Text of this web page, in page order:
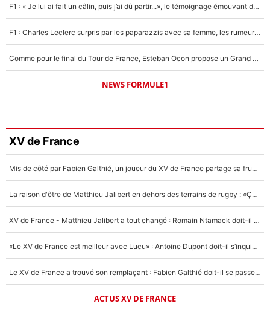
F1 : « Je lui ai fait un câlin, puis j’ai dû partir...», le témoignage émouvant de Max Verstappen sur sa fille
F1 : Charles Leclerc surpris par les paparazzis avec sa femme, les rumeurs étaient vraies !
Comme pour le final du Tour de France, Esteban Ocon propose un Grand Prix de Formule 1 à Paris : «Autour de l’Arc de Triomphe, ce serait génial» !
NEWS FORMULE1
XV de France
Mis de côté par Fabien Galthié, un joueur du XV de France partage sa frustration : «ils ne me l’ont pas dit tout de suite»
La raison d'être de Matthieu Jalibert en dehors des terrains de rugby : «Ça m'atteint autant que si tu touches à un membre de ma famille»
XV de France - Matthieu Jalibert a tout changé : Romain Ntamack doit-il s’inquiéter pour sa place à un an de la Coupe du monde ?
«Le XV de France est meilleur avec Lucu» : Antoine Dupont doit-il s’inquiéter pour sa place ?
Le XV de France a trouvé son remplaçant : Fabien Galthié doit-il se passer d'Antoine Dupont ?
ACTUS XV DE FRANCE